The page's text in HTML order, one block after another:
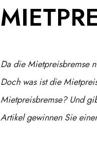
Da die Mietpreisbremse
Doch was ist die
Mietpreisbremse? Und
Artikel gewinnen Sie